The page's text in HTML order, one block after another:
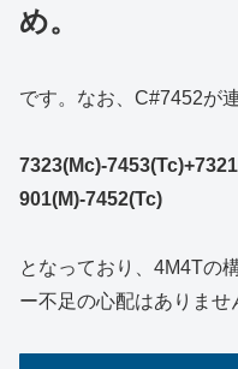
め。
です。なお、C#7452が
7323(Mc)-
901(M)-7452(Tc)
となっており、4M4Tの
ー不足の心配はありませ